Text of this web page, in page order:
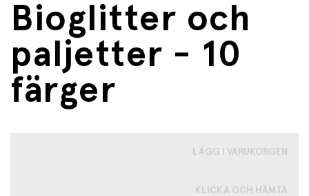
Bioglitter och
paljetter - 10
färger
LÄGG I VARUKORGEN
KLICKA OCH HÄMTA